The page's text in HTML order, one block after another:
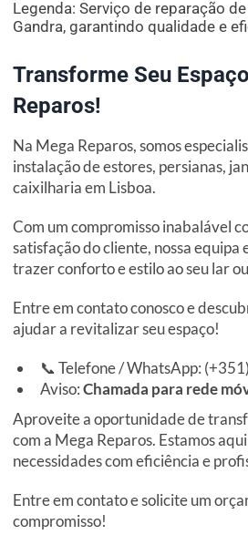
Legenda: Serviço de reparação
Gandra, garantindo qualidade e
Transforme Seu
Reparos!
Na Mega Reparos, somos
instalação de estores, persianas,
caixilharia em Lisboa.
Com um compromisso inabalável
satisfação do cliente, nossa equipa
trazer conforto e estilo ao seu lar
Entre em contato conosco e
ajudar a revitalizar seu espaço!
📞 Telefone / WhatsApp: (+351)
Aviso:Chamada para rede
Aproveite a oportunidade de
com a Mega Reparos. Estamos
necessidades com eficiência e
Entre em contato e solicite um
compromisso!